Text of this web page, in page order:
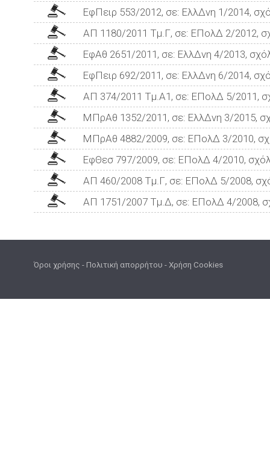
ΕφΠειρ 553/2012, σε: ΕλλΔνη 1/2014,
ΑΠ 1180/2011 Τμ.Γ, σε: ΕΠολΔ 2/2012,
ΕφΑθ 2651/2011, σε: ΕλλΔνη 4/2013,
ΕφΠειρ 692/2011, σε: ΕλλΔνη 6/2014,
ΑΠ 374/2011 Τμ.Α1, σε: ΕΠολΔ 5/2011,
ΜΠρΑθ 1352/2011, σε: ΕλλΔνη 3/2015,
ΜΠρΑθ 4882/2009, σε: ΕΠολΔ 3/2010,
ΕφΘεσ 797/2009, σε: ΕΠολΔ 4/2010,
ΑΠ 460/2008 Τμ.Γ, σε: ΕΠολΔ 5/2008,
ΑΠ 1751/2007 Τμ.Δ, σε: ΕΠολΔ 4/2008,
Όροι χρήσης -Πολιτική απορρήτου -Χρήση Cookies